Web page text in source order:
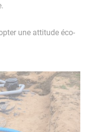
une attitude éco-